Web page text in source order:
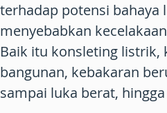
terhadap potensi bahaya
menyebabkan
Baik itu konsleting listrik,
bangunan, kebakaran
sampai luka berat,